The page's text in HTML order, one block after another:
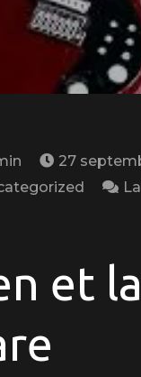
27
et la